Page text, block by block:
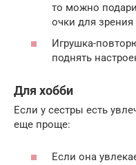
то можно
очки для
Игрушка-
поднять
Для хобби
Если у сестры есть
еще проще:
Если она